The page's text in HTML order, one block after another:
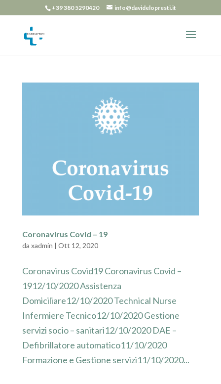
+39 380 5290420 info@davidelopresti.it
Coronavirus Covid – 19
da xadmin | Ott 12, 2020
Coronavirus Covid19 Coronavirus Covid –
1912/10/2020 Assistenza
Domiciliare12/10/2020 Technical Nurse
Infermiere Tecnico12/10/2020 Gestione
servizi socio – sanitari12/10/2020 DAE –
Defibrillatore automatico11/10/2020
Formazione e Gestione servizi11/10/2020...